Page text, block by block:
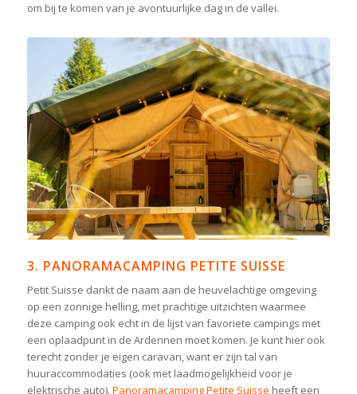
om bij te komen van je avontuurlijke dag in de vallei.
3. PANORAMACAMPING PETITE SUISSE
Petit Suisse dankt de naam aan de heuvelachtige omgeving
op een zonnige helling, met prachtige uitzichten waarmee
deze camping ook echt in de lijst van favoriete campings met
een oplaadpunt in de Ardennen moet komen. Je kunt hier ook
terecht zonder je eigen caravan, want er zijn tal van
huuraccommodaties (ook met laadmogelijkheid voor je
elektrische auto). Panoramacamping Petite Suisse heeft een